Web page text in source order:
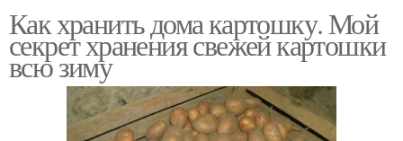
Как хранить дома картошку. Мой
секрет хранения свежей картошки
всю зиму